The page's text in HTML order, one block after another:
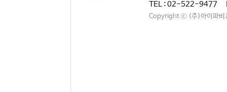
TEL : 02-522-9477
Copyright ⓒ (주)아이파비